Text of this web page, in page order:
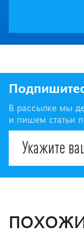
В рассылке мы
и пишем статьи